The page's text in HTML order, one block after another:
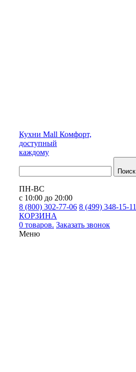
Кухни Mall Комфорт,
доступный
каждому
Поиск
ПН-ВС
с 10:00 до 20:00
8 (800) 302-77-06 8 (499) 348-15-11
КОРЗИНА
0 товаров. Заказать звонок
Меню